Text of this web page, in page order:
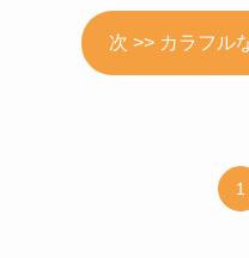
次 >> カラフル
1